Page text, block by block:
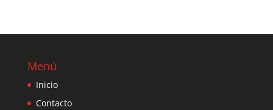
Menú
Inicio
Contacto